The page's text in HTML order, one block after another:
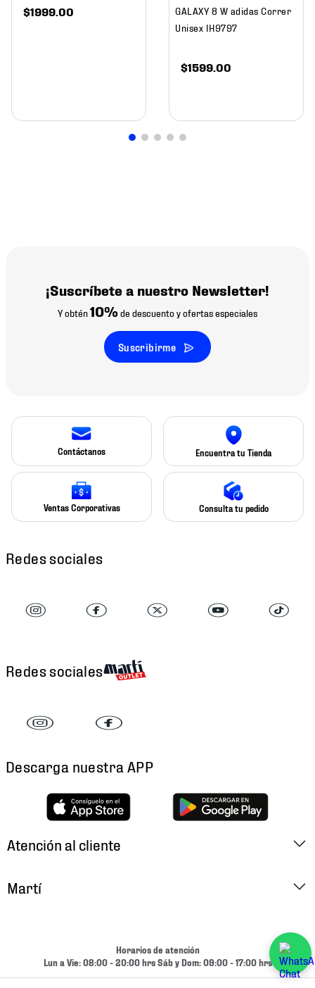
$1999.00
GALAXY 8 W adidas Correr
Unisex IH9797
$1599.00
¡Suscríbete a nuestro Newsletter!
Y obtén10% de descuento y ofertas especiales
Suscribirme
Contáctanos Encuentra tu Tienda
Ventas Corporativas Consulta tu pedido
Redes sociales
Redes sociales
Descarga nuestra APP
Atención al cliente
Cambios y Devoluciones
Martí
Horarios de atención
Lun a Vie: 08:00 - 20:00 hrs Sáb y Dom: 09:00 - 17:00 hrs